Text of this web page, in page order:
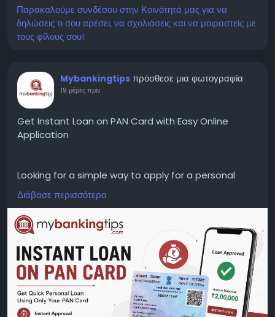
Παρακαλούμε συνδέσου στην Κοινότητά μας για να
δηλώσεις τι σου αρέσει, να σχολιάσεις και να μοιραστείς με
τους φίλους σου!
Mybankingtips πρόσθεσε μια φωτογραφία
19 μέρες πριν
Get Instant Loan on PAN Card with Easy Online
Application
Looking for a simple way to apply for a personal
loan? Explore instant loan on PAN card options and
understand the eligibility criteria, documents,
interest rates, and online application process to
make a more informed financial decision.
WEBSITE:https://www.mybankingtips.com/personal-
loan/personal-loan-on-pan-card
Mail: business@mybankingtips.com
Address: Jaipur, Rajasthan, India 302017
Διάβασε περισσότερα